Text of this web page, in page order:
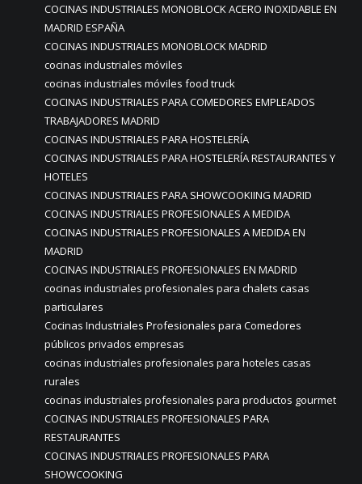
COCINAS INDUSTRIALES MONOBLOCK ACERO INOXIDABLE EN
MADRID ESPAÑA
COCINAS INDUSTRIALES MONOBLOCK MADRID
cocinas industriales móviles
cocinas industriales móviles food truck
COCINAS INDUSTRIALES PARA COMEDORES EMPLEADOS
TRABAJADORES MADRID
COCINAS INDUSTRIALES PARA HOSTELERÍA
COCINAS INDUSTRIALES PARA HOSTELERÍA RESTAURANTES Y
HOTELES
COCINAS INDUSTRIALES PARA SHOWCOOKIING MADRID
COCINAS INDUSTRIALES PROFESIONALES A MEDIDA
COCINAS INDUSTRIALES PROFESIONALES A MEDIDA EN
MADRID
COCINAS INDUSTRIALES PROFESIONALES EN MADRID
cocinas industriales profesionales para chalets casas
particulares
Cocinas Industriales Profesionales para Comedores
públicos privados empresas
cocinas industriales profesionales para hoteles casas
rurales
cocinas industriales profesionales para productos gourmet
COCINAS INDUSTRIALES PROFESIONALES PARA
RESTAURANTES
COCINAS INDUSTRIALES PROFESIONALES PARA
SHOWCOOKING